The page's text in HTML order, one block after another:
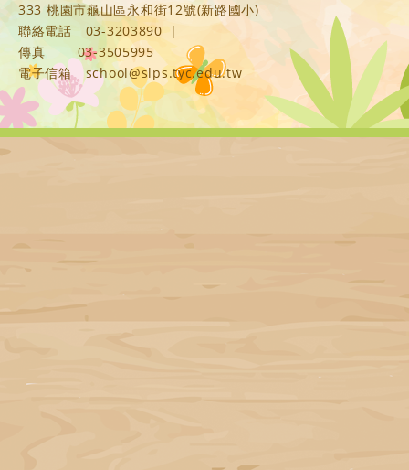
333 桃園市龜山區永和街12號(新路國小)
聯絡電話
03-3203890
|
傳真
03-3505995
電子信箱
school@slps.tyc.edu.tw